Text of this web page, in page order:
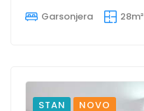
Garsonjera 28m²
STAN NOVO